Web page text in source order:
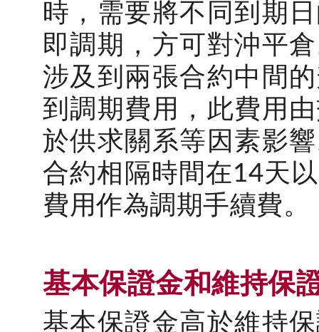
時，需要將不同到期
即調期，方可對沖平
涉及到兩張合約中間
到調期費用，此費用
於供求關系等因素影
合約相隔時間在14天
費用作為調期手續費。
基本保證金和維持保
基本保證金高於維持